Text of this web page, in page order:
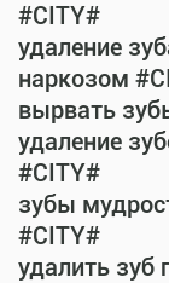
#CITY#
удаление
наркозом
вырвать
удаление
#CITY#
зубы
#CITY#
удалить